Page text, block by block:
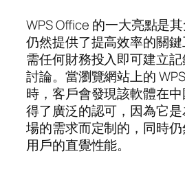
WPS Office 的一大亮點是
仍然提供了提高效率的關
需任何財務投入即可建立
討論。當瀏覽網站上的
時，客戶會發現該軟體在
得了廣泛的認可，因為它
場的需求而定制的，同時
用戶的直覺性能。